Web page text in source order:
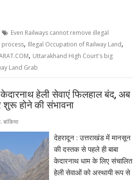
Even Railways cannot remove illegal
process, Illegal Occupation of Railway Land,
, Uttarakhand High Court's big
Land Grab
हेली सेवाएं फिलहाल बंद, अब
शुरू होने की संभावना
देहरादून : उत्तराखंड में मानसून
की दस्तक से पहले ही बाबा
केदारनाथ धाम के लिए संचालित
हेली सेवाओं को अस्थायी रूप से